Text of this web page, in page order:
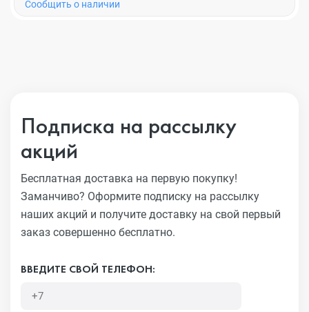
Cообщить о наличии
Подписка на рассылку
акций
Бесплатная доставка на первую покупку!
Заманчиво? Оформите подписку на рассылку
наших акций и получите доставку на свой первый
заказ совершенно бесплатно.
ВВЕДИТЕ СВОЙ ТЕЛЕФОН: